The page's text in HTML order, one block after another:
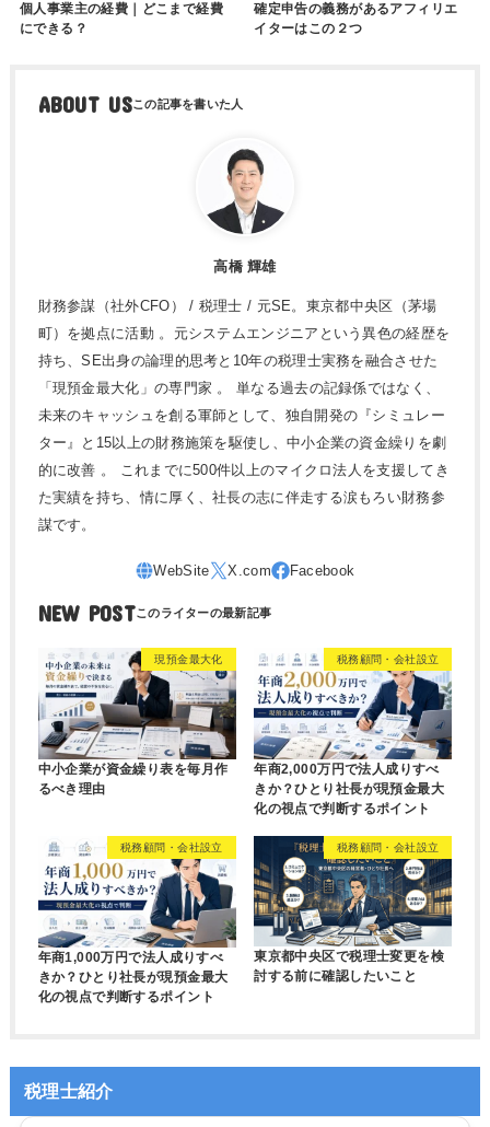
個人事業主の経費｜どこまで経費
にできる？
確定申告の義務があるアフィリエ
イターはこの２つ
ABOUT US
高橋 輝雄
財務参謀（社外CFO） / 税理士 / 元SE。東京都中央区（茅場
町）を拠点に活動 。元システムエンジニアという異色の経歴を
持ち、SE出身の論理的思考と10年の税理士実務を融合させた
「現預金最大化」の専門家 。 単なる過去の記録係ではなく、
未来のキャッシュを創る軍師として、独自開発の『シミュレー
ター』と15以上の財務施策を駆使し、中小企業の資金繰りを劇
的に改善 。 これまでに500件以上のマイクロ法人を支援してき
た実績を持ち、情に厚く、社長の志に伴走する涙もろい財務参
謀です。
NEW POST
現預金最大化
中小企業が資金繰り表を毎月作
るべき理由
税務顧問・会社設立
年商2,000万円で法人成りすべ
きか？ひとり社長が現預金最大
化の視点で判断するポイント
税務顧問・会社設立
年商1,000万円で法人成りすべ
きか？ひとり社長が現預金最大
化の視点で判断するポイント
税務顧問・会社設立
東京都中央区で税理士変更を検
討する前に確認したいこと
税理士紹介